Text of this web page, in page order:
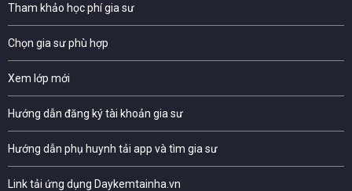
Tham khảo học phí gia sư
Chọn gia sư phù hợp
Xem lớp mới
Hướng dẫn đăng ký tài khoản gia sư
Hướng dẫn phụ huynh tải app và tìm gia sư
Link tải ứng dụng Daykemtainha.vn